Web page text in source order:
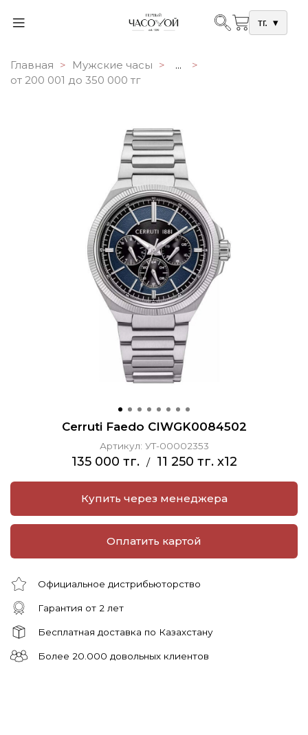
тг. ▾
Главная Мужские часы
...
от 200 001 до 350 000 тг
Cerruti Faedo CIWGK0084502
Артикул: УТ-00002353
135 000 тг. / 11 250 тг. x12
Купить через менеджера
Оплатить картой
Официальное дистрибьюторство
Гарантия от 2 лет
Бесплатная доставка по Казахстану
Более 20.000 довольных клиентов